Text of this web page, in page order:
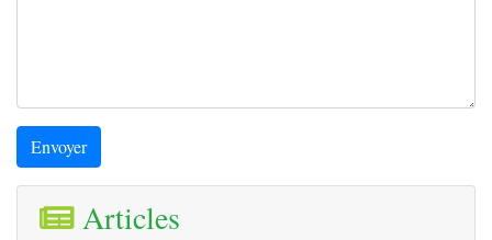
Envoyer
Articles